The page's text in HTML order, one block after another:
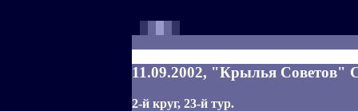
11.09.2002, "Крылья Советов"
2-й круг, 23-й тур.